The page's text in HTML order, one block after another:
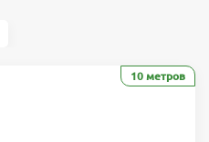
10 метров